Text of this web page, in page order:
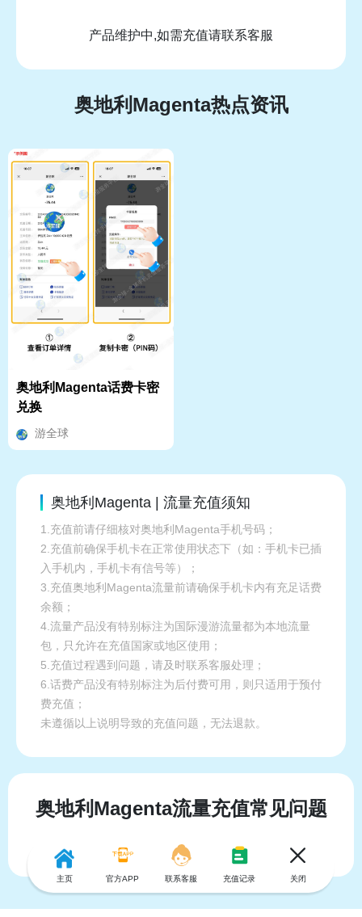
产品维护中,如需充值请联系客服
奥地利Magenta热点资讯
奥地利Magenta话费卡密
兑换
游全球
奥地利Magenta | 流量充值须知
1.充值前请仔细核对奥地利Magenta手机号码；
2.充值前确保手机卡在正常使用状态下（如：手机卡已插
入手机内，手机卡有信号等）；
3.充值奥地利Magenta流量前请确保手机卡内有充足话费
余额；
4.流量产品没有特别标注为国际漫游流量都为本地流量
包，只允许在充值国家或地区使用；
5.充值过程遇到问题，请及时联系客服处理；
6.话费产品没有特别标注为后付费可用，则只适用于预付
费充值；
未遵循以上说明导致的充值问题，无法退款。
奥地利Magenta流量充值常见问题
主页 官方APP 联系客服 充值记录 关闭